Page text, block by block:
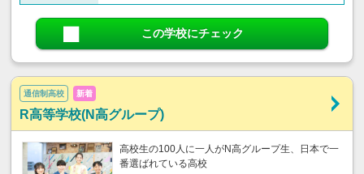
この学校にチェック
通信制高校 新着
R高等学校(N高グループ)
高校生の100人に一人がN高グループ生、日本で一
番選ばれている高校